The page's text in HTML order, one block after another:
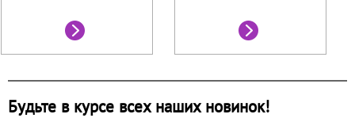
Будьте в курсе всех наших новинок!